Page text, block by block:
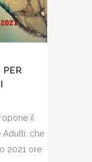
il
Adulti, che
2021 ore